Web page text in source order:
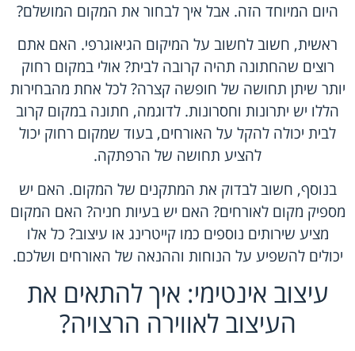
היום המיוחד הזה. אבל איך לבחור את המקום המושלם?
ראשית, חשוב לחשוב על המיקום הגיאוגרפי. האם אתם
רוצים שהחתונה תהיה קרובה לבית? אולי במקום רחוק
יותר שיתן תחושה של חופשה קצרה? לכל אחת מהבחירות
הללו יש יתרונות וחסרונות. לדוגמה, חתונה במקום קרוב
לבית יכולה להקל על האורחים, בעוד שמקום רחוק יכול
להציע תחושה של הרפתקה.
בנוסף, חשוב לבדוק את המתקנים של המקום. האם יש
מספיק מקום לאורחים? האם יש בעיות חניה? האם המקום
מציע שירותים נוספים כמו קייטרינג או עיצוב? כל אלו
יכולים להשפיע על הנוחות וההנאה של האורחים ושלכם.
עיצוב אינטימי: איך להתאים את
העיצוב לאווירה הרצויה?